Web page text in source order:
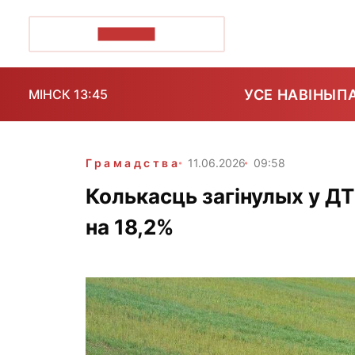
МІНСК 13:45 УСЕ НАВІНЫ
Грамадства 11.06.2026 09:58
Колькасць загінулых у
на 18,2%